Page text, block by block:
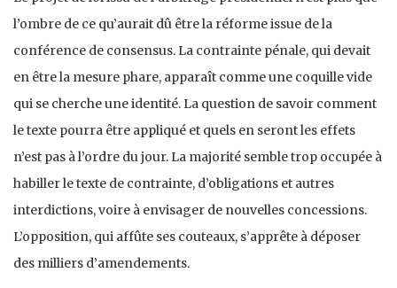
l’ombre de ce qu’aurait dû être la réforme issue de la
conférence de consensus. La contrainte pénale, qui devait
en être la mesure phare, apparaît comme une coquille vide
qui se cherche une identité. La question de savoir comment
le texte pourra être appliqué et quels en seront les effets
n’est pas à l’ordre du jour. La majorité semble trop occupée à
habiller le texte de contrainte, d’obligations et autres
interdictions, voire à envisager de nouvelles concessions.
L’opposition, qui affûte ses couteaux, s’apprête à déposer
des milliers d’amendements.